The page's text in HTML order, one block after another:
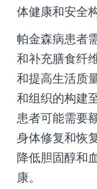
体健康和安全
帕金森病患者
和补充膳食纤
和提高生活质
和组织的构建
患者可能需要
身体修复和恢
降低胆固醇和
康。